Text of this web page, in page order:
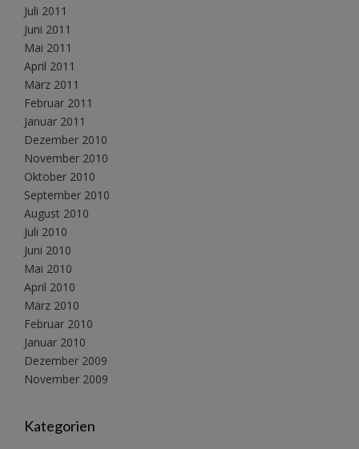
Juli 2011
Juni 2011
Mai 2011
April 2011
März 2011
Februar 2011
Januar 2011
Dezember 2010
November 2010
Oktober 2010
September 2010
August 2010
Juli 2010
Juni 2010
Mai 2010
April 2010
März 2010
Februar 2010
Januar 2010
Dezember 2009
November 2009
Kategorien